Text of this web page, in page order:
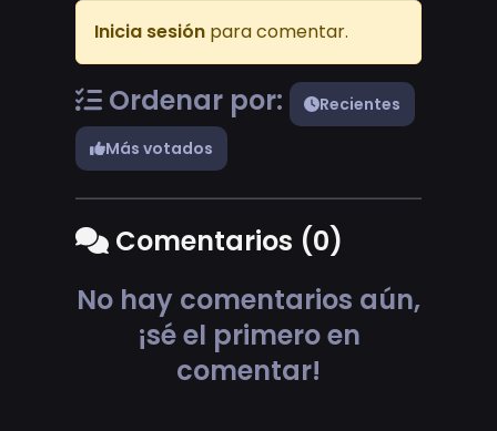
Inicia sesión para comentar.
Ordenar por:
Recientes
Más votados
Comentarios (0)
No hay comentarios aún,
¡sé el primero en
comentar!